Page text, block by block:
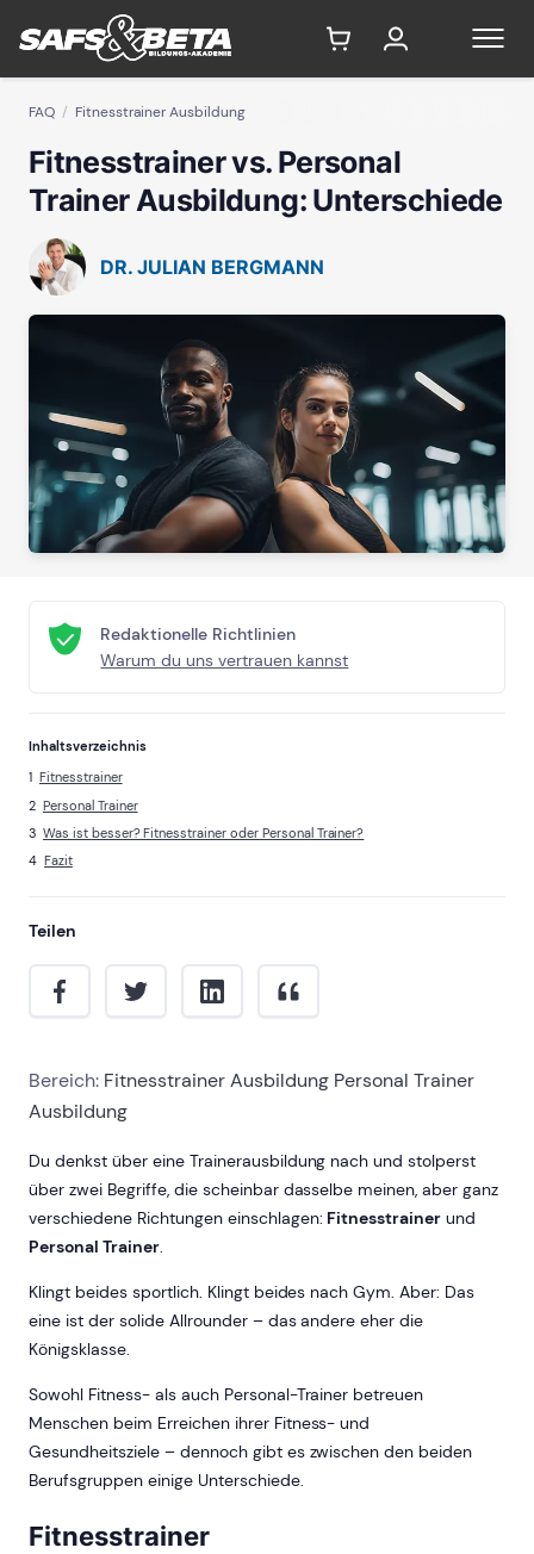
FAQ Fitnesstrainer Ausbildung
Fitnesstrainer vs. Personal
Trainer Ausbildung: Unterschiede
DR. JULIAN BERGMANN
Redaktionelle Richtlinien
Warum du uns vertrauen kannst
Inhaltsverzeichnis
Fitnesstrainer
Personal Trainer
Was ist besser? Fitnesstrainer oder Personal Trainer?
Fazit
Teilen
Bereich: Fitnesstrainer Ausbildung Personal Trainer
Ausbildung
Du denkst über eine Trainerausbildung nach und stolperst
über zwei Begriffe, die scheinbar dasselbe meinen, aber ganz
verschiedene Richtungen einschlagen: Fitnesstrainer und
Personal Trainer.
Klingt beides sportlich. Klingt beides nach Gym. Aber: Das
eine ist der solide Allrounder – das andere eher die
Königsklasse.
Sowohl Fitness- als auch Personal-Trainer betreuen
Menschen beim Erreichen ihrer Fitness- und
Gesundheitsziele – dennoch gibt es zwischen den beiden
Berufsgruppen einige Unterschiede.
Fitnesstrainer